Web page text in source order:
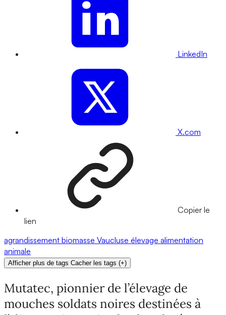
LinkedIn
X.com
Copier le
lien
agrandissement biomasse Vaucluse élevage alimentation
animale
Afficher plus de tags Cacher les tags (+)
Mutatec, pionnier de l’élevage de
mouches soldats noires destinées à